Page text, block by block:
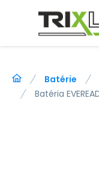
Batérie
Batéria